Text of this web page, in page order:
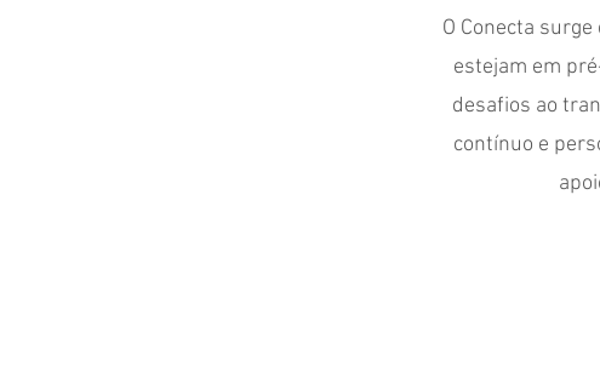
O Conecta
estejam em
desafios ao
contínuo e